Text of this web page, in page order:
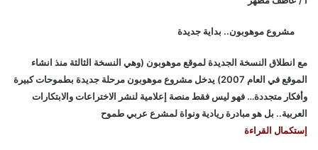
مشروع موهوبون.. بداية جديدة
مع انطلاق النسخة الجديدة لموقع موهوبون (وهي النسخة الثالثة منذ انشاء
الموقع في العام 2007) يدخل مشروع موهوبون مرحلة جديدة بطموحات كبيرة
وأفكار متجددة… فهو ليس فقط منصة إعلامية لنشر الاختراعات والابتكارات
العربية.. بل هو مبادرة ريادية ونواة لمشرع عربي طموح
إستكمال القراءة